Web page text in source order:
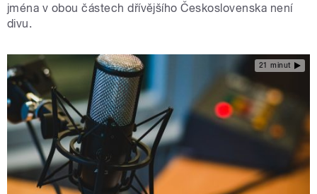
jména v obou částech dřívějšího Československa není
divu.
21 minut